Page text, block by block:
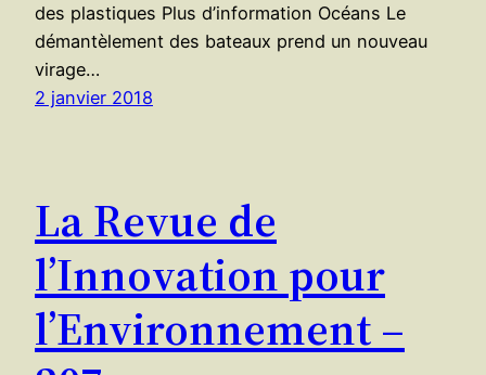
des plastiques Plus d’information Océans ​Le
démantèlement des bateaux prend un nouveau
virage…
2 janvier 2018
La Revue de
l’Innovation pour
l’Environnement –